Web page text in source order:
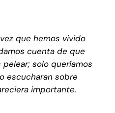
que hemos vivido
cuenta de que
solo queríamos
escucharan sobre
importante.